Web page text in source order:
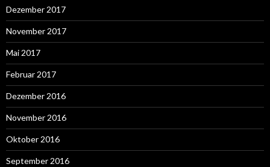
Dezember 2017
November 2017
Mai 2017
Februar 2017
Dezember 2016
November 2016
Oktober 2016
September 2016